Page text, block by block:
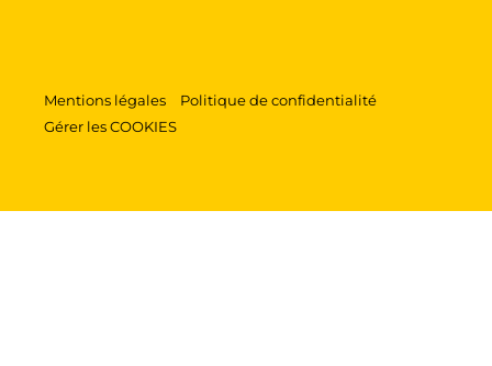
Mentions légales
Politique de confidentialité
Gérer les COOKIES